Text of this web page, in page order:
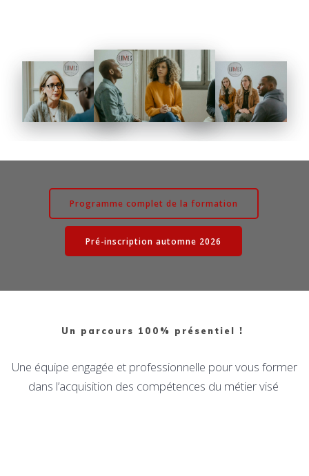
Programme complet de la formation
Pré-inscription automne 2026
Un parcours 100% présentiel !
Une équipe engagée et professionnelle pour vous former
dans l’acquisition des compétences du métier visé